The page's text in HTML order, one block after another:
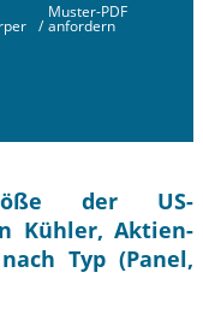
/
Muster-PDF
anfordern
der US-
Kühler, Aktien-
Typ (Panel,